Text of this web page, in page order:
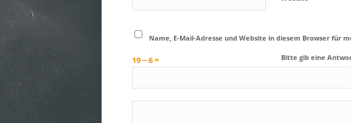
Name, E-Mail-Adresse und Website in diesem Browser für
Bitte gib eine
19 − 6 =